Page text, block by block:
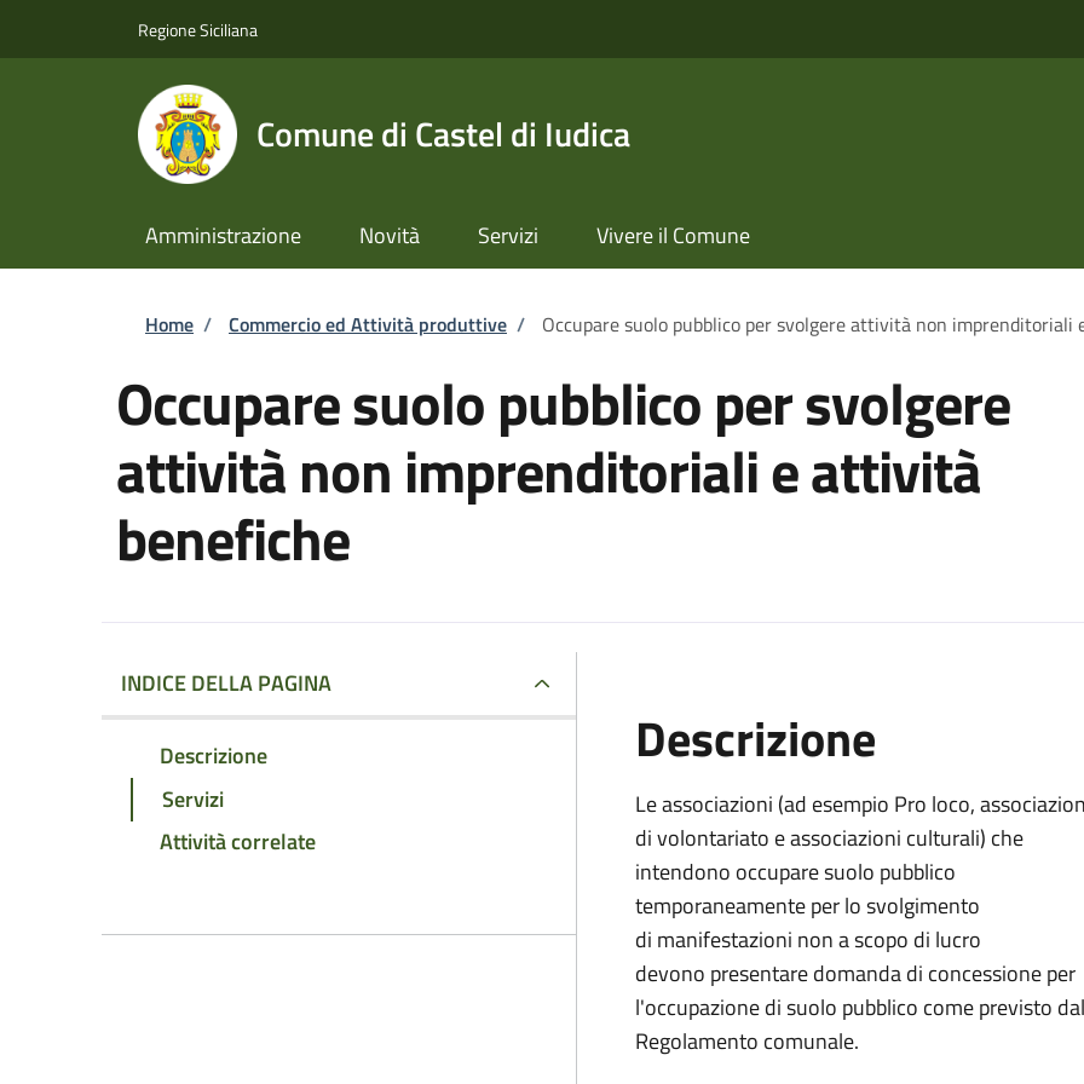
Regione Siciliana
Comune di Castel di Iudica
Amministrazione Novità Servizi Vivere il Comune
Briciole di pane
Home / Commercio ed Attività produttive / Occupare suolo pubblico per svolgere attività non
Occupare suolo pubblico per svolgere
attività non imprenditoriali e attività
benefiche
INDICE DELLA PAGINA
Descrizione
Servizi
Attività correlate
Descrizione
Le associazioni (ad esempio Pro loco,
di volontariato e associazioni culturali) che
intendono occupare suolo pubblico
temporaneamente per lo svolgimento
di manifestazioni non a scopo di lucro
devono presentare domanda di concessione per
l'occupazione di suolo pubblico come previsto dal
Regolamento comunale.